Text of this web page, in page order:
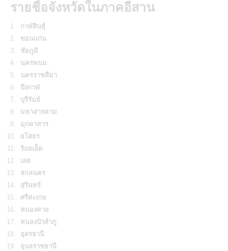
รายชื่อจังหวัดในภาคอีสาน
กาฬสินธุ์
ขอนแก่น
ชัยภูมิ
นครพนม
นครราชสีมา
บึงกาฬ
บุรีรัมย์
มหาสารคาม
มุกดาหาร
ยโสธร
ร้อยเอ็ด
เลย
สกลนคร
สุรินทร์
ศรีสะเกษ
หนองคาย
หนองบัวลำภู
อุดรธานี
อุบลราชธานี